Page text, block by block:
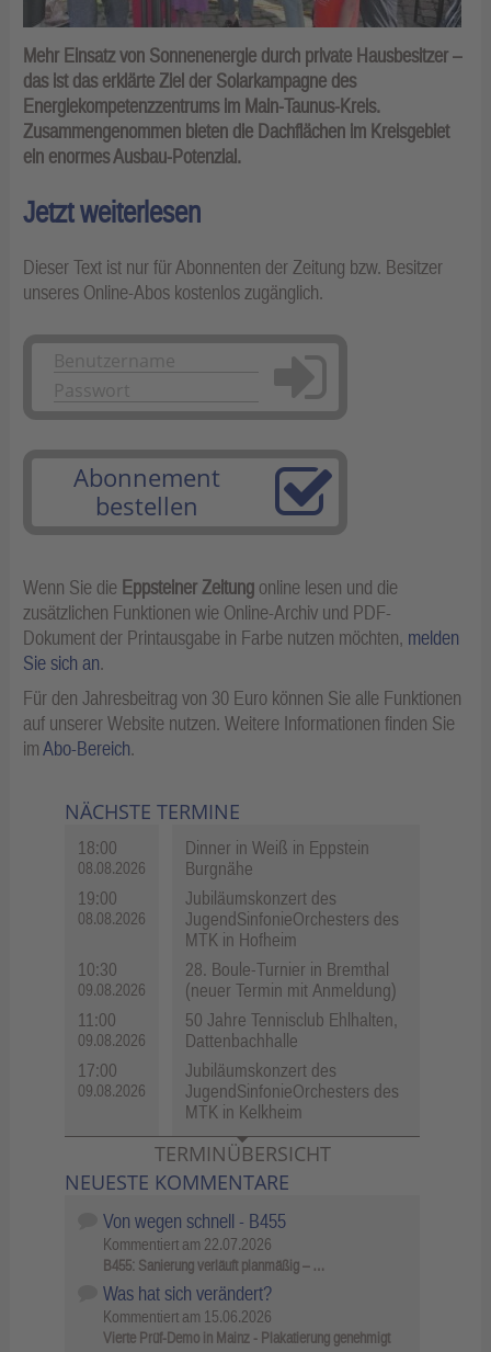
Mehr Einsatz von Sonnenenergie durch private Hausbesitzer –
das ist das erklärte Ziel der Solarkampagne des
Energiekompetenzzentrums im Main-Taunus-Kreis.
Zusammengenommen bieten die Dachflächen im Kreisgebiet
ein enormes Ausbau-Potenzial.
Jetzt weiterlesen
Dieser Text ist nur für Abonnenten der Zeitung bzw. Besitzer
unseres Online-Abos kostenlos zugänglich.
Anmelden
Abonnement
bestellen
Wenn Sie die Eppsteiner Zeitung online lesen und die
zusätzlichen Funktionen wie Online-Archiv und PDF-
Dokument der Printausgabe in Farbe nutzen möchten, melden
Sie sich an.
Für den Jahresbeitrag von 30 Euro können Sie alle Funktionen
auf unserer Website nutzen. Weitere Informationen finden Sie
imAbo-Bereich.
NÄCHSTE TERMINE
18:00
08.08.2026
Dinner in Weiß in Eppstein
Burgnähe
19:00
08.08.2026
Jubiläumskonzert des
JugendSinfonieOrchesters des
MTK in Hofheim
10:30
09.08.2026
28. Boule-Turnier in Bremthal
(neuer Termin mit Anmeldung)
11:00
09.08.2026
50 Jahre Tennisclub Ehlhalten,
Dattenbachhalle
17:00
09.08.2026
Jubiläumskonzert des
JugendSinfonieOrchesters des
MTK in Kelkheim
TERMINÜBERSICHT
NEUESTE KOMMENTARE
Von wegen schnell - B455
Kommentiert am 22.07.2026
B455: Sanierung verläuft planmäßig – …
Was hat sich verändert?
Kommentiert am 15.06.2026
Vierte Prüf-Demo in Mainz - Plakatierung genehmigt